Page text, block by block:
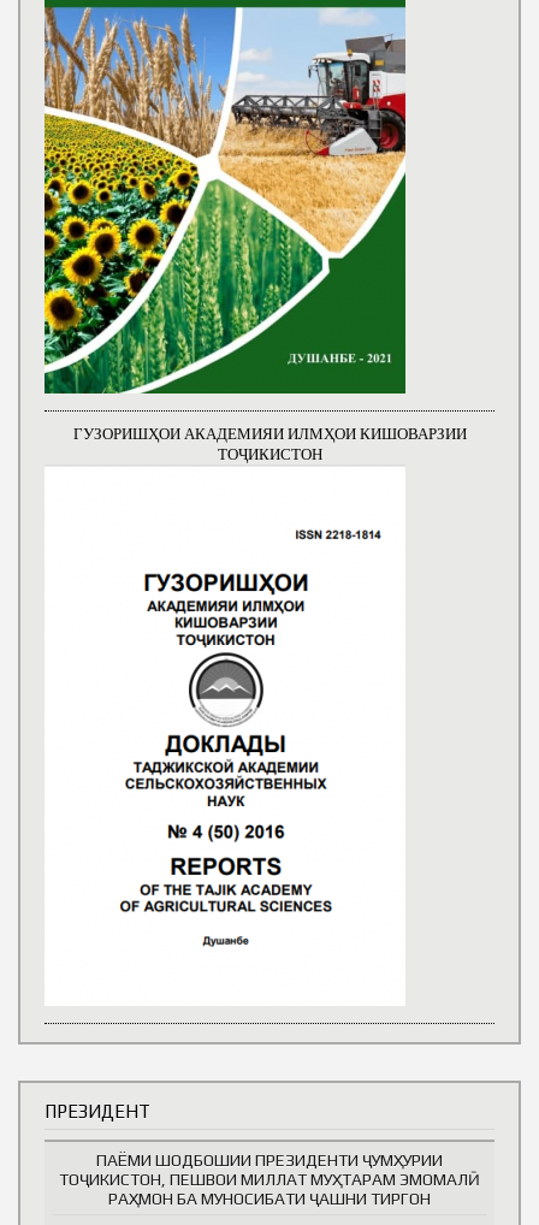
ГУЗОРИШҲОИ АКАДЕМИЯИ ИЛМҲОИ КИШОВАРЗИИ
ТОҶИКИСТОН
ПРЕЗИДЕНТ
ПАЁМИ ШОДБОШИИ ПРЕЗИДЕНТИ ҶУМҲУРИИ
ТОҶИКИСТОН, ПЕШВОИ МИЛЛАТ МУҲТАРАМ ЭМОМАЛӢ
РАҲМОН БА МУНОСИБАТИ ҶАШНИ ТИРГОН